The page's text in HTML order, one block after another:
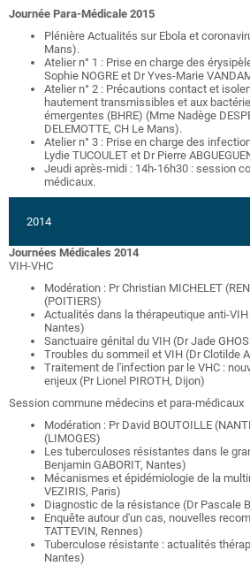
Journée Para-Médicale 2015
Plénière Actualités sur Ebola et
Mans).
Atelier n° 1 : Prise en charge des
Sophie NOGRE et Dr Yves-Marie
Atelier n° 2 : Précautions contact et
hautement transmissibles et aux
émergentes (BHRE) (Mme Nadège
DELEMOTTE, CH Le Mans).
Atelier n° 3 : Prise en charge des
Lydie TUCOULET et Dr Pierre
Jeudi après-midi : 14h-16h30 : session
médicaux.
2014
Journées Médicales 2014
VIH-VHC
Modération : Pr Christian MICHELET
(POITIERS)
Actualités dans la thérapeutique anti-VIH
Nantes)
Sanctuaire génital du VIH (Dr Jade
Troubles du sommeil et VIH (Dr Clotilde
Traitement de l'infection par le VHC :
enjeux (Pr Lionel PIROTH, Dijon)
Session commune médecins et para-médicaux
Modération : Pr David BOUTOILLE
(LIMOGES)
Les tuberculoses résistantes dans le
Benjamin GABORIT, Nantes)
Mécanismes et épidémiologie de la
VEZIRIS, Paris)
Diagnostic de la résistance (Dr Pascale
Enquête autour d'un cas, nouvelles
TATTEVIN, Rennes)
Tuberculose résistante : actualités
Nantes)